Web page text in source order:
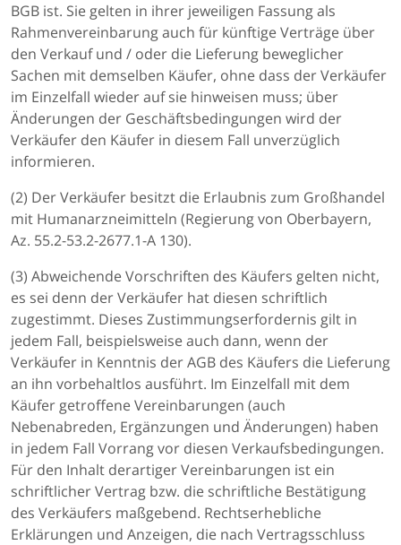
BGB ist. Sie gelten in ihrer jeweiligen Fassung als
Rahmenvereinbarung auch für künftige Verträge über
den Verkauf und / oder die Lieferung beweglicher
Sachen mit demselben Käufer, ohne dass der Verkäufer
im Einzelfall wieder auf sie hinweisen muss; über
Änderungen der Geschäftsbedingungen wird der
Verkäufer den Käufer in diesem Fall unverzüglich
informieren.
(2) Der Verkäufer besitzt die Erlaubnis zum Großhandel
mit Humanarzneimitteln (Regierung von Oberbayern,
Az. 55.2-53.2-2677.1-A 130).
(3) Abweichende Vorschriften des Käufers gelten nicht,
es sei denn der Verkäufer hat diesen schriftlich
zugestimmt. Dieses Zustimmungserfordernis gilt in
jedem Fall, beispielsweise auch dann, wenn der
Verkäufer in Kenntnis der AGB des Käufers die Lieferung
an ihn vorbehaltlos ausführt. Im Einzelfall mit dem
Käufer getroffene Vereinbarungen (auch
Nebenabreden, Ergänzungen und Änderungen) haben
in jedem Fall Vorrang vor diesen Verkaufsbedingungen.
Für den Inhalt derartiger Vereinbarungen ist ein
schriftlicher Vertrag bzw. die schriftliche Bestätigung
des Verkäufers maßgebend. Rechtserhebliche
Erklärungen und Anzeigen, die nach Vertragsschluss